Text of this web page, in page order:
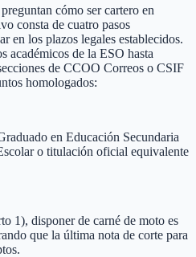
cómo ser cartero en
consta de cuatro pasos
en los plazos legales establecidos.
académicos de la ESO hasta
de CCOO Correos o CSIF
homologados:
en Educación Secundaria
o titulación oficial equivalente
1), disponer de carné de moto es
que la última nota de corte para